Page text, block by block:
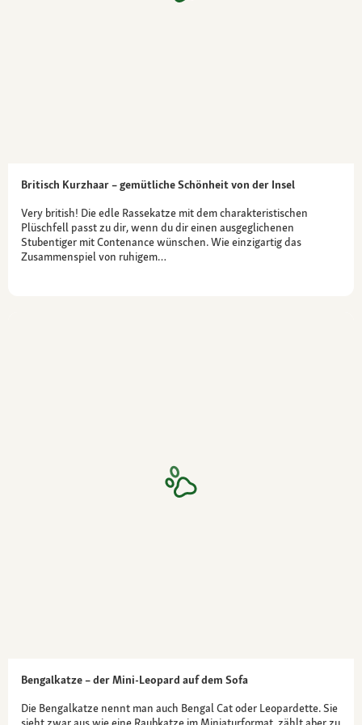
Britisch Kurzhaar – gemütliche Schönheit von der Insel
Very british! Die edle Rassekatze mit dem charakteristischen
Plüschfell passt zu dir, wenn du dir einen ausgeglichenen
Stubentiger mit Contenance wünschen. Wie einzigartig das
Zusammenspiel von ruhigem…
Bengalkatze – der Mini-Leopard auf dem Sofa
Die Bengalkatze nennt man auch Bengal Cat oder Leopardette. Sie